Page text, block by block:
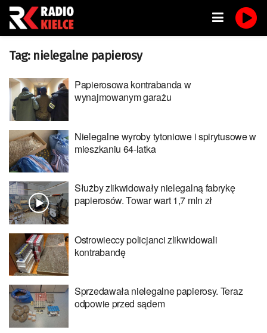
Tag: nielegalne papierosy
Papierosowa kontrabanda w
wynajmowanym garażu
Nielegalne wyroby tytoniowe i spirytusowe w
mieszkaniu 64-latka
Służby zlikwidowały nielegalną fabrykę
papierosów. Towar wart 1,7 mln zł
Ostrowieccy policjanci zlikwidowali
kontrabandę
Sprzedawała nielegalne papierosy. Teraz
odpowie przed sądem